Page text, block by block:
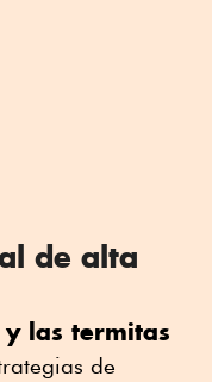
de alta
las termitas
de